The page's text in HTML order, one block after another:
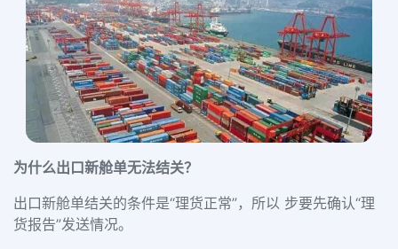
为什么出口新舱单无法结关？
出口新舱单结关的条件是“理货正常”，所以 步要先确认“理
货报告”发送情况。